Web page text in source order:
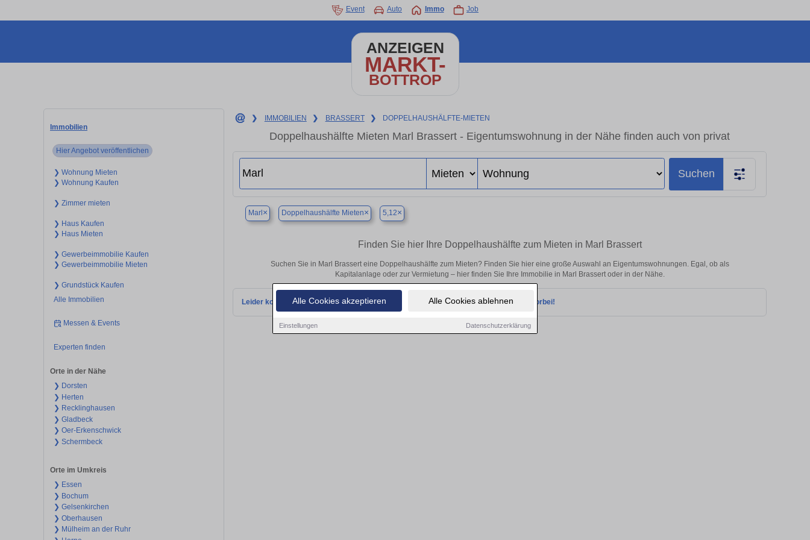
Alle Cookies akzeptieren Alle Cookies ablehnen
Einstellungen Datenschutzerklärung
Event Auto Immo Job
ANZEIGEN
MARKT-
BOTTROP
Immobilien
Hier Angebot veröffentlichen
❯ Wohnung Mieten
❯ Wohnung Kaufen
❯ Zimmer mieten
❯ Haus Kaufen
❯ Haus Mieten
❯ Gewerbeimmobilie Kaufen
❯ Gewerbeimmobilie Mieten
❯ Grundstück Kaufen
Alle Immobilien
Messen & Events
Experten finden
Orte in der Nähe
❯ Dorsten
❯ Herten
❯ Recklinghausen
❯ Gladbeck
❯ Oer-Erkenschwick
❯ Schermbeck
Orte im Umkreis
❯ Essen
❯ Bochum
❯ Gelsenkirchen
❯ Oberhausen
❯ Mülheim an der Ruhr
❯ IMMOBILIEN ❯ BRASSERT ❯ DOPPELHAUSHÄLFTE-MIETEN
Doppelhaushälfte Mieten Marl Brassert - Eigentumswohnung in der Nähe finden auch von privat
Suchen
Marl × Doppelhaushälfte Mieten× 5,12×
Finden Sie hier Ihre Doppelhaushälfte zum Mieten in Marl Brassert
Suchen Sie in Marl Brassert eine Doppelhaushälfte zum Mieten? Finden Sie hier eine große Auswahl an Eigentumswohnungen. Egal, ob als
Kapitalanlage oder zur Vermietung – hier finden Sie Ihre Immobilie in Marl Brassert oder in der Nähe.
Leider konnten wir derzeit keine passenden Objekte finden. Schauen Sie bald wieder vorbei!